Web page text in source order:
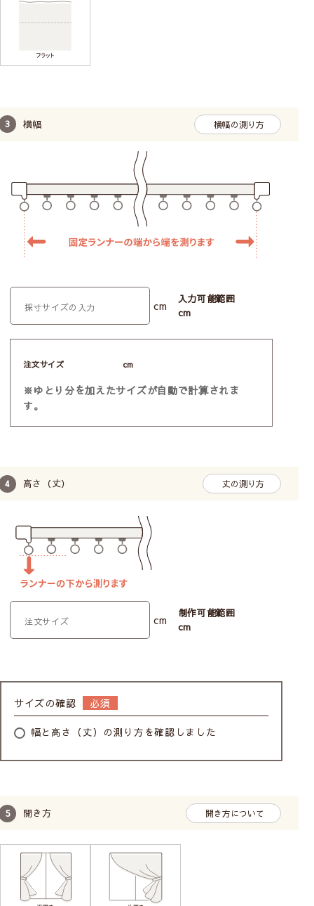
ラベル（ネーム）がついているものが消防法施行規
当店の防炎カーテンは防炎ラベルを縫い付けて
お届けいたします
Class１
やや透け感あり／人の輪郭が見える
Class３
透け感はない／部屋に人が居るのがわからない
横幅 横幅の測り方
cm
入力可能範囲
cm
注文サイズ cm
※ゆとり分を加えたサイズが自動で計算されま
す。
高さ（丈） 丈の測り方
cm
制作可能範囲
cm
サイズの確認
幅と高さ（丈）の測り方を確認しました
開き方 開き方について